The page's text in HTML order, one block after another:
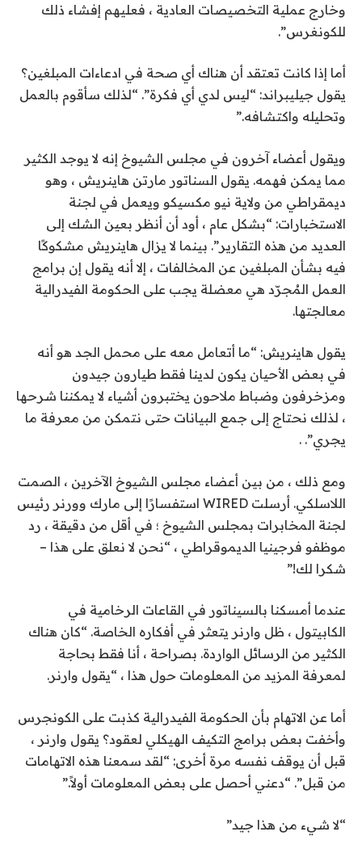
وخارج عملية التخصيصات العادية ، فعليهم إفشاء ذلك
للكونغرس”.
أما إذا كانت تعتقد أن هناك أي صحة في ادعاءات المبلغين؟
يقول جيليبراند: “ليس لدي أي فكرة”. “لذلك سأقوم بالعمل
وتحليله واكتشافه.”
ويقول أعضاء آخرون في مجلس الشيوخ إنه لا يوجد الكثير
مما يمكن فهمه. يقول السناتور مارتن هاينريش ، وهو
ديمقراطي من ولاية نيو مكسيكو ويعمل في لجنة
الاستخبارات: “بشكل عام ، أود أن أنظر بعين الشك إلى
العديد من هذه التقارير”. بينما لا يزال هاينريش مشكوكًا
فيه بشأن المبلغين عن المخالفات ، إلا أنه يقول إن برامج
العمل المُجرّد هي معضلة يجب على الحكومة الفيدرالية
معالجتها.
يقول هاينريش: “ما أتعامل معه على محمل الجد هو أنه
في بعض الأحيان يكون لدينا فقط طيارون جيدون
ومزخرفون وضباط ملاحون يختبرون أشياء لا يمكننا شرحها
، لذلك نحتاج إلى جمع البيانات حتى نتمكن من معرفة ما
يجري”. .
ومع ذلك ، من بين أعضاء مجلس الشيوخ الآخرين ، الصمت
اللاسلكي. أرسلت WIRED استفسارًا إلى مارك وورنر رئيس
لجنة المخابرات بمجلس الشيوخ ؛ في أقل من دقيقة ، رد
موظفو فرجينيا الديموقراطي ، “نحن لا نعلق على هذا –
شكرا لك!”
عندما أمسكنا بالسيناتور في القاعات الرخامية في
الكابيتول ، ظل وارنر يتعثر في أفكاره الخاصة. “كان هناك
الكثير من الرسائل الواردة. بصراحة ، أنا فقط بحاجة
لمعرفة المزيد من المعلومات حول هذا ، “يقول وارنر.
أما عن الاتهام بأن الحكومة الفيدرالية كذبت على الكونجرس
وأخفت بعض برامج التكيف الهيكلي لعقود؟ يقول وارنر ،
قبل أن يوقف نفسه مرة أخرى: “لقد سمعنا هذه الاتهامات
من قبل”. “دعني أحصل على بعض المعلومات أولاً.”
“لا شيء من هذا جيد”